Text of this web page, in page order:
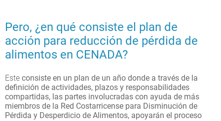
Pero, ¿en qué consiste el plan de
acción para reducción de pérdida de
alimentos en CENADA?
Este consiste en un plan de un año donde a través de la
definición de actividades, plazos y responsabilidades
compartidas, las partes involucradas con ayuda de más
miembros de la Red Costarricense para Disminución de
Pérdida y Desperdicio de Alimentos, apoyarán el proceso